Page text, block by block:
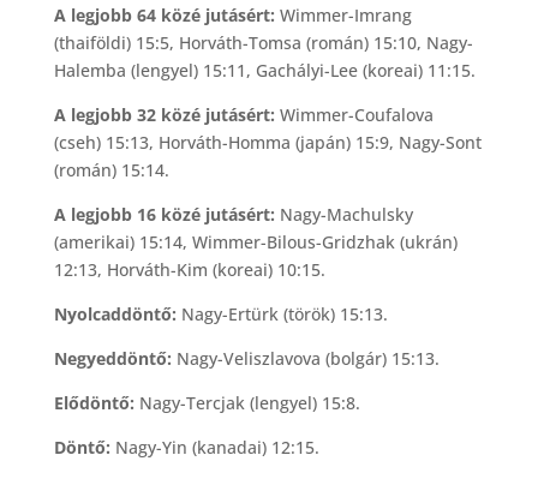
A legjobb 64 közé jutásért: Wimmer-Imrang
(thaiföldi) 15:5, Horváth-Tomsa (román) 15:10, Nagy-
Halemba (lengyel) 15:11, Gachályi-Lee (koreai) 11:15.
A legjobb 32 közé jutásért: Wimmer-Coufalova
(cseh) 15:13, Horváth-Homma (japán) 15:9, Nagy-Sont
(román) 15:14.
A legjobb 16 közé jutásért: Nagy-Machulsky
(amerikai) 15:14, Wimmer-Bilous-Gridzhak (ukrán)
12:13, Horváth-Kim (koreai) 10:15.
Nyolcaddöntő: Nagy-Ertürk (török) 15:13.
Negyeddöntő: Nagy-Veliszlavova (bolgár) 15:13.
Elődöntő: Nagy-Tercjak (lengyel) 15:8.
Döntő: Nagy-Yin (kanadai) 12:15.